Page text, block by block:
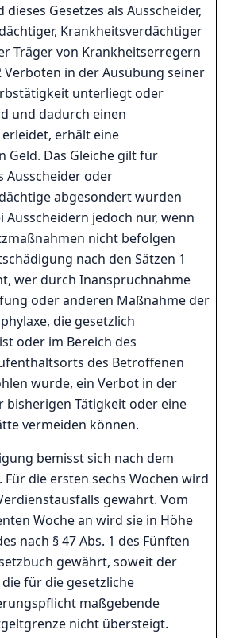
Gesetzes als Ausscheider,
Krankheitsverdächtiger
Träger von Krankheitserregern
Verboten in der Ausübung seiner
unterliegt oder
und dadurch einen
erhält eine
Geld. Das Gleiche gilt für
Ausscheider oder
abgesondert wurden
Ausscheidern jedoch nur, wenn
nicht befolgen
nach den Sätzen 1
wer durch Inanspruchnahme
oder anderen Maßnahme der
die gesetzlich
oder im Bereich des
des Betroffenen
wurde, ein Verbot in der
bisherigen Tätigkeit oder eine
vermeiden können.
bemisst sich nach dem
die ersten sechs Wochen wird
gewährt. Vom
Woche an wird sie in Höhe
nach § 47 Abs. 1 des Fünften
gewährt, soweit der
für die gesetzliche
maßgebende
nicht übersteigt.